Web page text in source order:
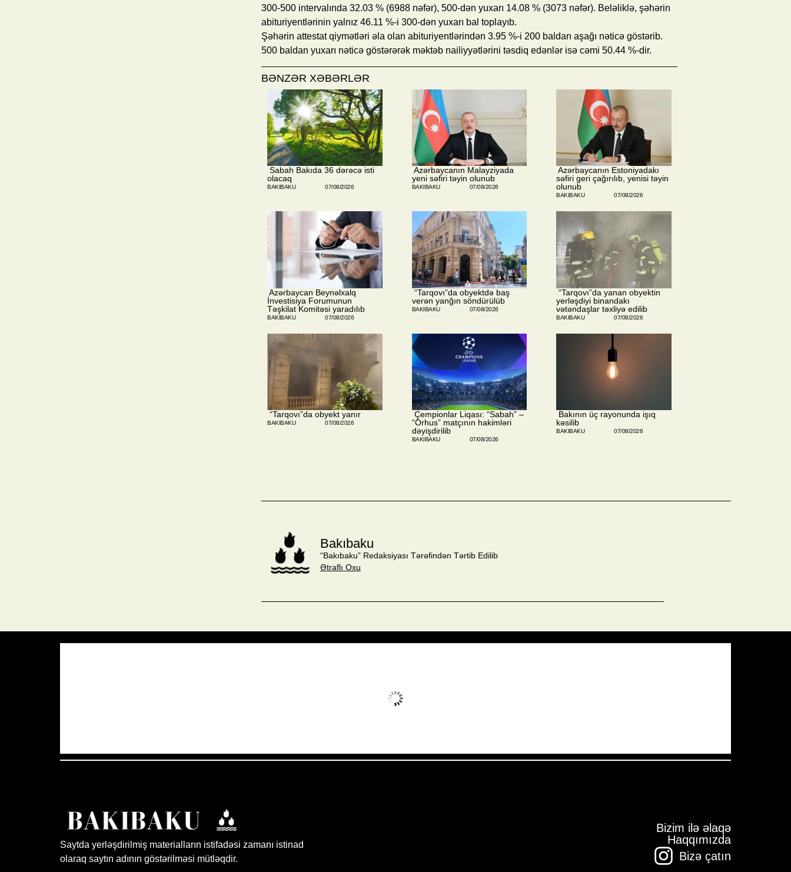
300-500 intervalında 32.03 % (6988 nəfər), 500-dən yuxarı 14.08 % (3073 nəfər). Beləliklə, şəhərin
abituriyentlərinin yalnız 46.11 %-i 300-dən yuxarı bal toplayıb.
Şəhərin attestat qiymətləri əla olan abituriyentlərindən 3.95 %-i 200 baldan aşağı nəticə göstərib.
500 baldan yuxarı nəticə göstərərək məktəb nailiyyətlərini təsdiq edənlər isə cəmi 50.44 %-dir.
BƏNZƏR XƏBƏRLƏR
​ Sabah Bakıda 36 dərəcə isti
olacaq
BAKIBAKU 07/08/2026
​ Azərbaycanın Malayziyada
yeni səfiri təyin olunub
BAKIBAKU 07/08/2026
​ Azərbaycanın Estoniyadakı
səfiri geri çağırılıb, yenisi təyin
olunub
BAKIBAKU 07/08/2026
​ Azərbaycan Beynəlxalq
İnvestisiya Forumunun
Təşkilat Komitəsi yaradılıb
BAKIBAKU 07/08/2026
​ “Tarqovı”da obyektdə baş
verən yanğın söndürülüb
BAKIBAKU 07/08/2026
​ “Tarqovı”da yanan obyektin
yerləşdiyi binandakı
vətəndaşlar təxliyə edilib
BAKIBAKU 07/08/2026
​ “Tarqovı”da obyekt yanır
BAKIBAKU 07/08/2026
​ Çempionlar Liqası: “Sabah” –
“Orhus” matçının hakimləri
dəyişdirilib
BAKIBAKU 07/08/2026
​ Bakının üç rayonunda işıq
kəsilib
BAKIBAKU 07/08/2026
Bakıbaku
“Bakıbaku” Redaksiyası Tərəfindən Tərtib Edilib
Ətraflı Oxu
Saytda yerləşdirilmiş materialların istifadəsi zamanı istinad
olaraq saytın adının göstərilməsi mütləqdir.
Bizim ilə əlaqə
Haqqımızda
Bizə çatın